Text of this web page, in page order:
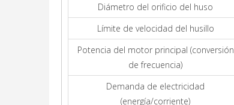
Diámetro del orificio del huso
Límite de velocidad del husillo
Potencia del motor principal (conversión
de frecuencia)
Demanda de electricidad
(energía/corriente)